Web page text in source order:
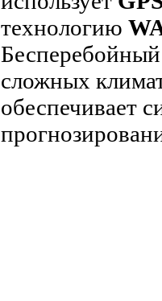
технологию
сложных
обеспечивает